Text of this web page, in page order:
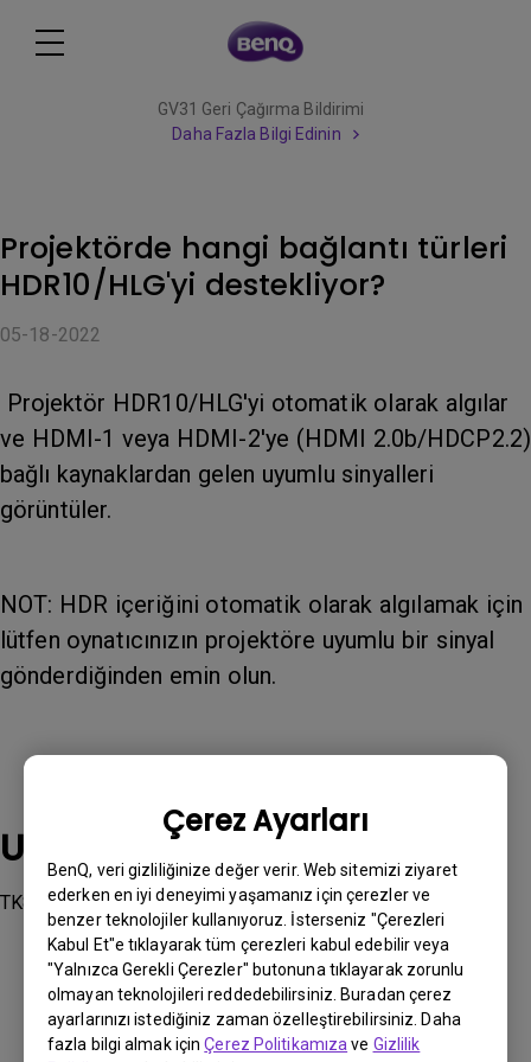
Çerez Ayarları
BenQ, veri gizliliğinize değer verir. Web sitemizi ziyaret
ederken en iyi deneyimi yaşamanız için çerezler ve
benzer teknolojiler kullanıyoruz. İsterseniz "Çerezleri
Kabul Et"e tıklayarak tüm çerezleri kabul edebilir veya
"Yalnızca Gerekli Çerezler" butonuna tıklayarak zorunlu
olmayan teknolojileri reddedebilirsiniz. Buradan çerez
ayarlarınızı istediğiniz zaman özelleştirebilirsiniz. Daha
fazla bilgi almak içinÇerez Politikamıza ve Gizlilik
GV31 Geri Çağırma Bildirimi
Daha Fazla Bilgi Edinin
Projektörde hangi bağlantı türleri
HDR10/HLG'yi destekliyor?
05-18-2022
Projektör HDR10/HLG'yi otomatik olarak algılar
ve HDMI-1 veya HDMI-2'ye (HDMI 2.0b/HDCP2.2)
bağlı kaynaklardan gelen uyumlu sinyalleri
görüntüler.
NOT: HDR içeriğini otomatik olarak algılamak için
lütfen oynatıcınızın projektöre uyumlu bir sinyal
gönderdiğinden emin olun.
Uygulanabilir modeller
TK860i